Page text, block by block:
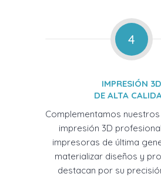
4
IMPRESIÓN 3D
DE ALTA
Complementamos
impresión 3D
impresoras de última
materializar diseños y
destacan por su